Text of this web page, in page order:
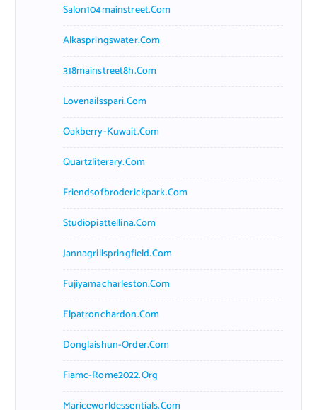
Salon104mainstreet.com
Alkaspringswater.com
318mainstreet8h.com
Lovenailsspari.com
Oakberry-Kuwait.com
Quartzliterary.com
Friendsofbroderickpark.com
Studiopiattellina.com
Jannagrillspringfield.com
Fujiyamacharleston.com
Elpatronchardon.com
Donglaishun-Order.com
Fiamc-Rome2022.org
Mariceworldessentials.com